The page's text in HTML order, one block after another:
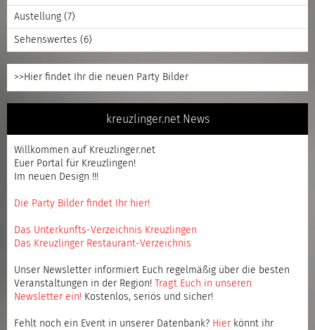
Austellung (7)
Sehenswertes (6)
>>Hier findet Ihr die neuen Party Bilder
kreuzlinger.net News
Willkommen auf Kreuzlinger.net
Euer Portal für Kreuzlingen!
Im neuen Design !!!
Die Party Bilder findet Ihr hier!
Das Unterkunfts-Verzeichnis Kreuzlingen
Das Kreuzlinger Restaurant-Verzeichnis
Unser Newsletter informiert Euch regelmäßig über die besten
Veranstaltungen in der Region!
Tragt Euch in unseren
Newsletter ein! Kostenlos, seriös und sicher!
Fehlt noch ein Event in unserer Datenbank? Hier könnt ihr